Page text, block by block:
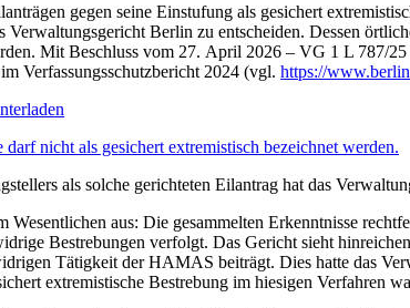
gegen seine Einstufung als gesichert
Verwaltungsgericht Berlin zu entscheiden. Dessen
Mit Beschluss vom 27. April 2026 – VG 1 L 787/
Verfassungsschutzbericht 2024 (vgl. https://
darf nicht als gesichert extremistisch bezeichnet werden.
als solche gerichteten Eilantrag hat das
aus: Die gesammelten Erkenntnisse
Bestrebungen verfolgt. Das Gericht sieht
Tätigkeit der HAMAS beiträgt. Dies hatte das
extremistische Bestrebung im hiesigen Verfahren